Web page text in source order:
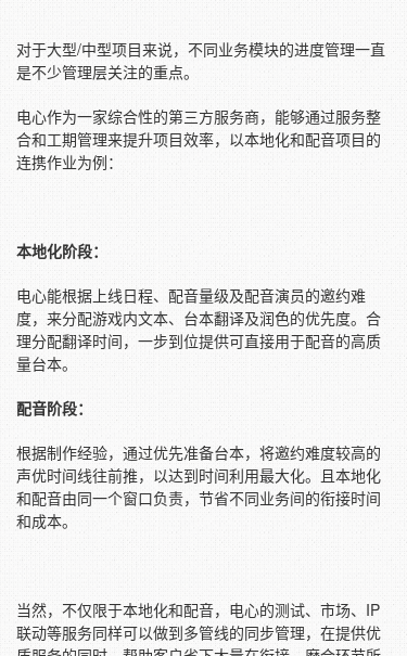
对于大型/中型项目来说，不同业务模块的进度管理一直
是不少管理层关注的重点。
电心作为一家综合性的第三方服务商，能够通过服务整
合和工期管理来提升项目效率，以本地化和配音项目的
连携作业为例：
本地化阶段：
电心能根据上线日程、配音量级及配音演员的邀约难
度，来分配游戏内文本、台本翻译及润色的优先度。合
理分配翻译时间，一步到位提供可直接用于配音的高质
量台本。
配音阶段：
根据制作经验，通过优先准备台本，将邀约难度较高的
声优时间线往前推，以达到时间利用最大化。且本地化
和配音由同一个窗口负责，节省不同业务间的衔接时间
和成本。
当然，不仅限于本地化和配音，电心的测试、市场、IP
联动等服务同样可以做到多管线的同步管理，在提供优